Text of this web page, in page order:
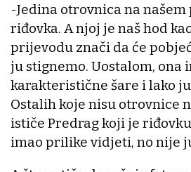
-Jedina otrovnica na
riđovka. A njoj je naš hod
prijevodu znači da će
ju stignemo. Uostalom, ona
karakteristične šare i lako
Ostalih koje nisu otrovnice
ističe Predrag koji je
imao prilike vidjeti, no nije